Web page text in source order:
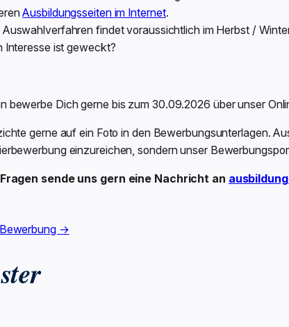
Ausbildungsseiten im Internet.
Auswahlverfahren findet voraussichtlich im Herbst /
Interesse ist geweckt?
bewerbe Dich gerne bis zum 30.09.2026 über unser
gerne auf ein Foto in den Bewerbungsunterlagen.
einzureichen, sondern unser
sende uns gern eine Nachricht an
→